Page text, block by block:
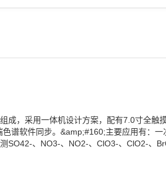
成，采用一体机设计方案，配有7.0寸全触
谱软件同步。&amp;#160;主要应用有：一
SO42-、NO3-、NO2-、ClO3-、ClO2-、